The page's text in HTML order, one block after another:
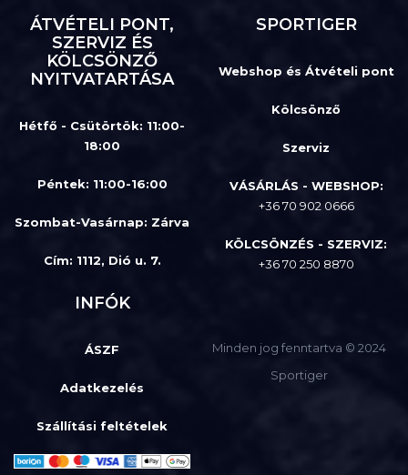
ÁTVÉTELI PONT,
SZERVIZ ÉS
KÖLCSÖNZŐ
NYITVATARTÁSA
Hétfő - Csütörtök: 11:00-
18:00
Péntek: 11:00-16:00
Szombat-Vasárnap: Zárva
Cím: 1112, Dió u. 7.
SPORTIGER
Webshop és Átvételi pont
Kölcsönző
Szerviz
VÁSÁRLÁS - WEBSHOP:
+36 70 902 0666
KÖLCSÖNZÉS - SZERVIZ:
+36 70 250 8870
INFÓK
ÁSZF
Adatkezelés
Szállítási feltételek
Minden jog fenntartva © 2024
Sportiger